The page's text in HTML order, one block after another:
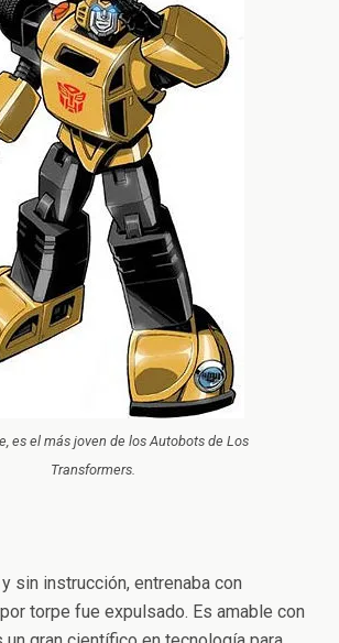
es el más joven de los Autobots de Los
Transformers.
sin instrucción, entrenaba con
torpe fue expulsado. Es amable con